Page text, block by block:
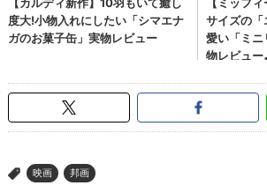
> 映画 邦画